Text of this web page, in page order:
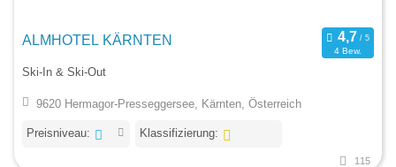
ALMHOTEL KÄRNTEN
4 Bew.
Ski-In & Ski-Out
9620 Hermagor-Presseggersee, Kärnten, Österreich
Preisniveau: Klassifizierung:
115